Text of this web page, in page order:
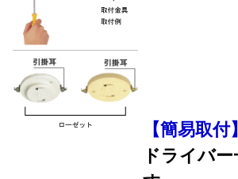
【簡易取付】
ドライバ